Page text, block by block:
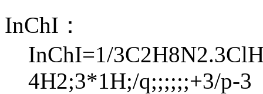
InChI：
InChI=1/
4H2;3*1H;/q;;;;;;+3/p-3